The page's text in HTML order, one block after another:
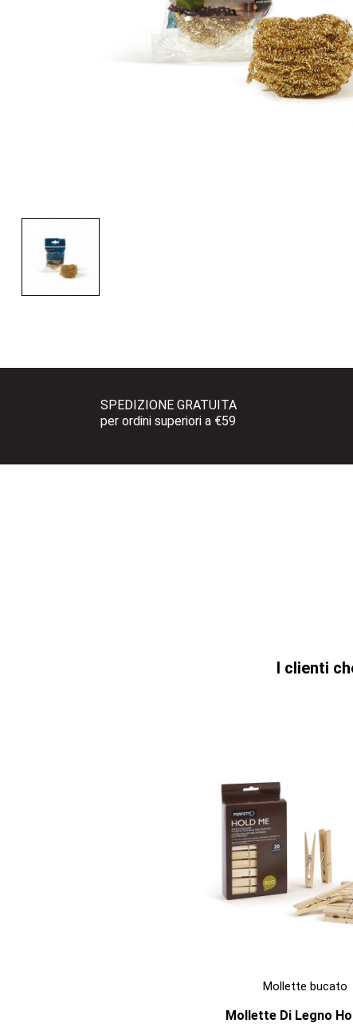
SPEDIZIONE GRATUITA
per ordini superiori a €59
I clienti
Mollette bucato
Mollette Di Legno
ANTEPRIMA